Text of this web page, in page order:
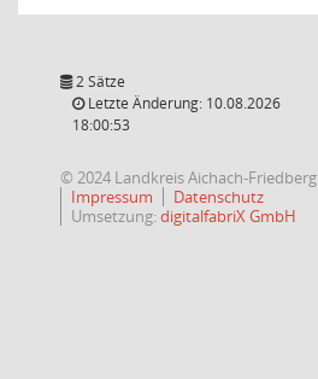
2 Sätze
Letzte Änderung: 10.08.2026
18:00:53
© 2024 Landkreis Aichach-Friedberg
Impressum
Datenschutz
Umsetzung:digitalfabriX GmbH